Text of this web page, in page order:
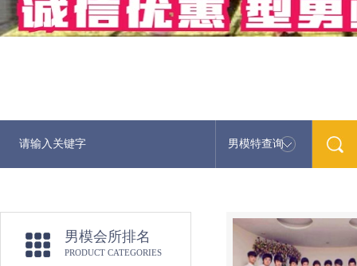
男模特查询
男模会所排名
PRODUCT CATEGORIES